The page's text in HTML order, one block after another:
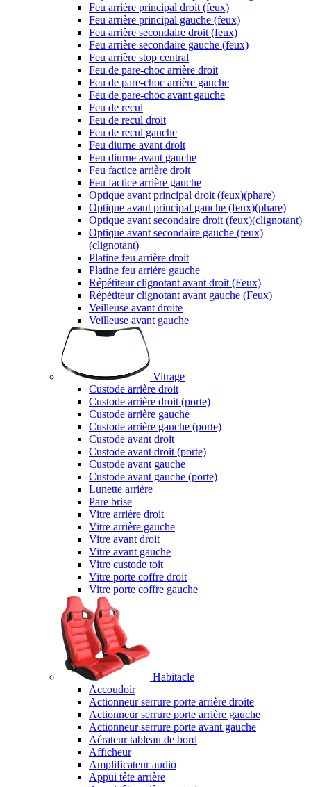
Feu arrière principal droit (feux)
Feu arrière principal gauche (feux)
Feu arrière secondaire droit (feux)
Feu arrière secondaire gauche (feux)
Feu arrière stop central
Feu de pare-choc arrière droit
Feu de pare-choc arrière gauche
Feu de pare-choc avant gauche
Feu de recul
Feu de recul droit
Feu de recul gauche
Feu diurne avant droit
Feu diurne avant gauche
Feu factice arrière droit
Feu factice arrière gauche
Optique avant principal droit (feux)(phare)
Optique avant principal gauche (feux)(phare)
Optique avant secondaire droit (feux)(clignotant)
Optique avant secondaire gauche (feux)
(clignotant)
Platine feu arrière droit
Platine feu arrière gauche
Répétiteur clignotant avant droit (Feux)
Répétiteur clignotant avant gauche (Feux)
Veilleuse avant droite
Veilleuse avant gauche
Vitrage
Custode arrière droit
Custode arrière droit (porte)
Custode arrière gauche
Custode arrière gauche (porte)
Custode avant droit
Custode avant droit (porte)
Custode avant gauche
Custode avant gauche (porte)
Lunette arrière
Pare brise
Vitre arrière droit
Vitre arrière gauche
Vitre avant droit
Vitre avant gauche
Vitre custode toit
Vitre porte coffre droit
Vitre porte coffre gauche
Habitacle
Accoudoir
Actionneur serrure porte arrière droite
Actionneur serrure porte arrière gauche
Actionneur serrure porte avant gauche
Aérateur tableau de bord
Afficheur
Amplificateur audio
Appui tête arrière